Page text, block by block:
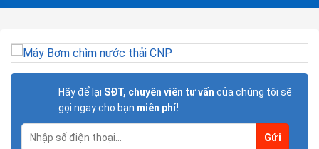
Hãy để lại SĐT, chuyên viên tư vấn của chúng tôi sẽ
gọi ngay cho bạn miễn phí!